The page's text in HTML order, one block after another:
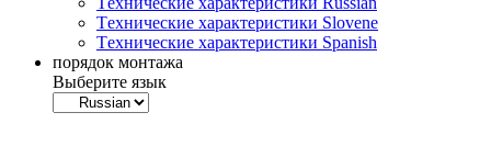
Tехнические характеристики Slovene
Tехнические характеристики Spanish
порядок монтажа
Выберите язык